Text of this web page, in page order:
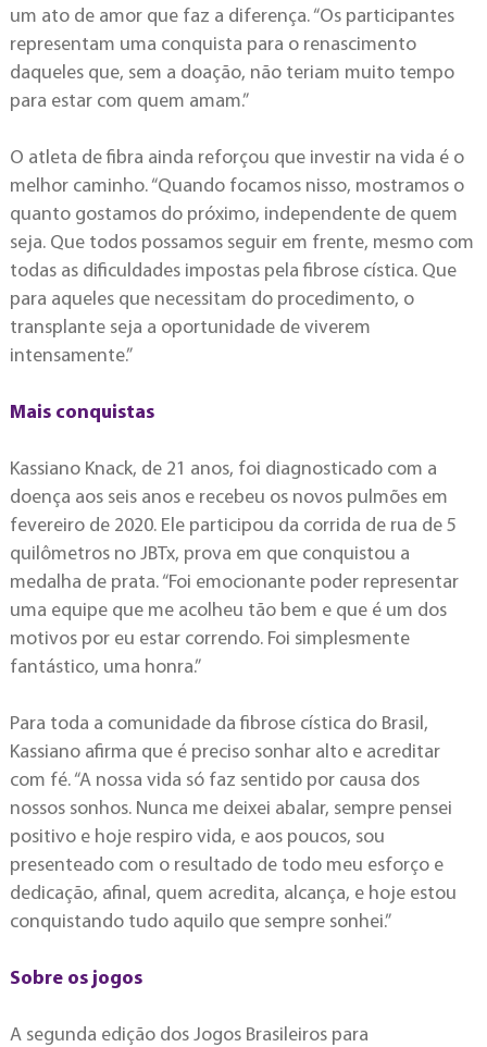
um ato de amor que faz a diferença. “Os participantes
representam uma conquista para o renascimento
daqueles que, sem a doação, não teriam muito tempo
para estar com quem amam.”
O atleta de fibra ainda reforçou que investir na vida é o
melhor caminho. “Quando focamos nisso, mostramos o
quanto gostamos do próximo, independente de quem
seja. Que todos possamos seguir em frente, mesmo com
todas as dificuldades impostas pela fibrose cística. Que
para aqueles que necessitam do procedimento, o
transplante seja a oportunidade de viverem
intensamente.”
Mais conquistas
Kassiano Knack, de 21 anos, foi diagnosticado com a
doença aos seis anos e recebeu os novos pulmões em
fevereiro de 2020. Ele participou da corrida de rua de 5
quilômetros no JBTx, prova em que conquistou a
medalha de prata. “Foi emocionante poder representar
uma equipe que me acolheu tão bem e que é um dos
motivos por eu estar correndo. Foi simplesmente
fantástico, uma honra.”
Para toda a comunidade da fibrose cística do Brasil,
Kassiano afirma que é preciso sonhar alto e acreditar
com fé. “A nossa vida só faz sentido por causa dos
nossos sonhos. Nunca me deixei abalar, sempre pensei
positivo e hoje respiro vida, e aos poucos, sou
presenteado com o resultado de todo meu esforço e
dedicação, afinal, quem acredita, alcança, e hoje estou
conquistando tudo aquilo que sempre sonhei.”
Sobre os jogos
A segunda edição dos Jogos Brasileiros para